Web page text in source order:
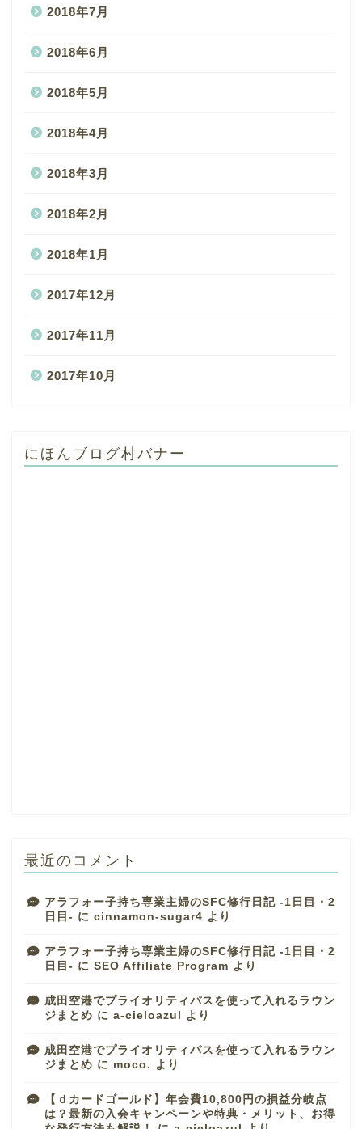
2018年7月
2018年6月
2018年5月
2018年4月
2018年3月
2018年2月
2018年1月
2017年12月
2017年11月
2017年10月
にほんブログ村バナー
最近のコメント
アラフォー子持ち専業主婦のSFC修行日記 -1日目・2
日目- に cinnamon-sugar4 より
アラフォー子持ち専業主婦のSFC修行日記 -1日目・2
日目- に SEO Affiliate Program より
成田空港でプライオリティパスを使って入れるラウン
ジまとめ に a-cieloazul より
成田空港でプライオリティパスを使って入れるラウン
ジまとめ に moco. より
【ｄカードゴールド】年会費10,800円の損益分岐点
は？最新の入会キャンペーンや特典・メリット、お得